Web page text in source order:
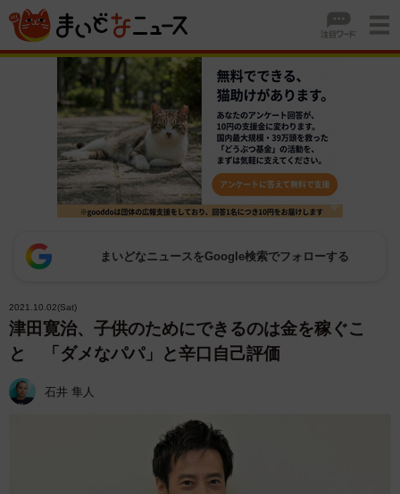
まいどなニュースをGoogle検索でフォローする
2021.10.02(Sat)
津田寛治、子供のためにできるのは金を稼ぐこ
と 「ダメなパパ」と辛口自己評価
石井 隼人